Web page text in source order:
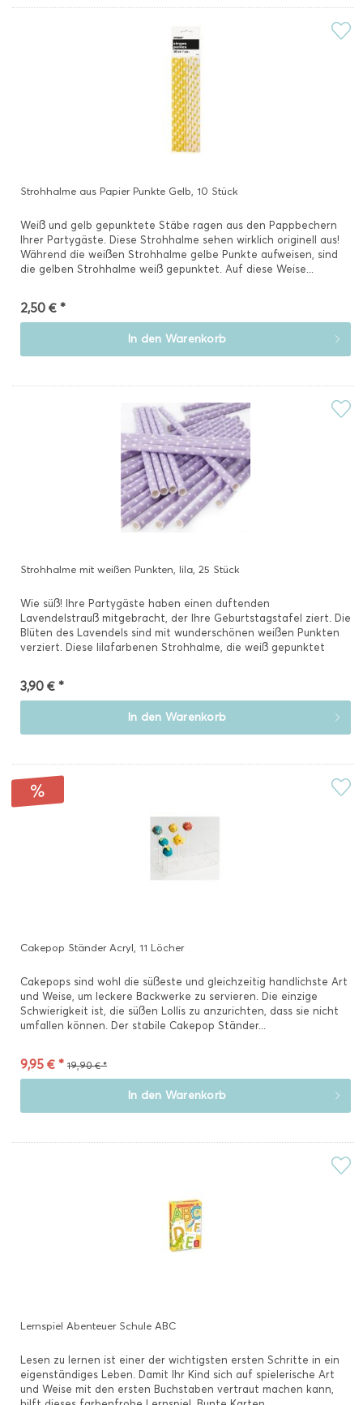
Strohhalme aus Papier Punkte Gelb, 10 Stück
Weiß und gelb gepunktete Stäbe ragen aus den Pappbechern
Ihrer Partygäste. Diese Strohhalme sehen wirklich originell aus!
Während die weißen Strohhalme gelbe Punkte aufweisen, sind
die gelben Strohhalme weiß gepunktet. Auf diese Weise...
2,50 € *
In den Warenkorb
Strohhalme mit weißen Punkten, lila, 25 Stück
Wie süß! Ihre Partygäste haben einen duftenden
Lavendelstrauß mitgebracht, der Ihre Geburtstagstafel ziert. Die
Blüten des Lavendels sind mit wunderschönen weißen Punkten
verziert. Diese lilafarbenen Strohhalme, die weiß gepunktet
3,90 € *
In den Warenkorb
Cakepop Ständer Acryl, 11 Löcher
Cakepops sind wohl die süßeste und gleichzeitig handlichste Art
und Weise, um leckere Backwerke zu servieren. Die einzige
Schwierigkeit ist, die süßen Lollis zu anzurichten, dass sie nicht
umfallen können. Der stabile Cakepop Ständer...
9,95 € * 19,90 € *
In den Warenkorb
Lernspiel Abenteuer Schule ABC
Lesen zu lernen ist einer der wichtigsten ersten Schritte in ein
eigenständiges Leben. Damit Ihr Kind sich auf spielerische Art
und Weise mit den ersten Buchstaben vertraut machen kann,